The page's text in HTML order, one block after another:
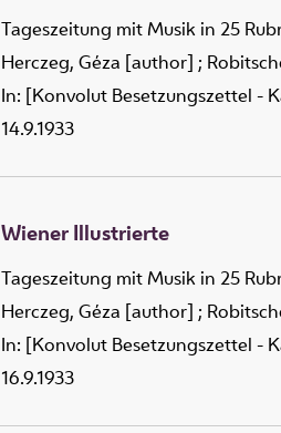
Tageszeitung mit Musik in 25
Herczeg, Géza [author] ;
In: [Konvolut Besetzungszettel -
14.9.1933
Wiener Illustrierte
Tageszeitung mit Musik in 25
Herczeg, Géza [author] ;
In: [Konvolut Besetzungszettel -
16.9.1933